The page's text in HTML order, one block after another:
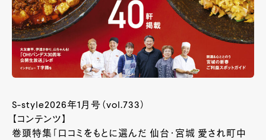
S-style2026年1月号（vol.733）
【コンテンツ】
巻頭特集「口コミをもとに選んだ 仙台・宮城 愛され町中